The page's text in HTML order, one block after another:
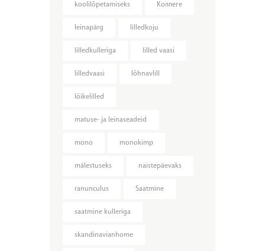
koolilõpetamiseks Kоллеге
leinapärg lilledkoju
lilledkulleriga lilled vaasi
lilledvaasi lõhnavlill
lõikelilled
matuse- ja leinaseadeid
mono monokimp
mälestuseks naistepäevaks
ranunculus Saatmine
saatmine kulleriga
skandinavianhome